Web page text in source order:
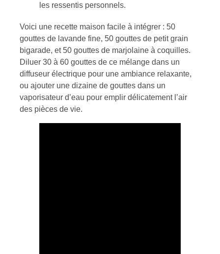
les ressentis personnels.
Voici une recette maison facile à intégrer : 50
gouttes de lavande fine, 50 gouttes de petit grain
bigarade, et 50 gouttes de marjolaine à coquilles.
Diluer 30 à 60 gouttes de ce mélange dans un
diffuseur électrique pour une ambiance relaxante,
ou ajouter une dizaine de gouttes dans un
vaporisateur d’eau pour emplir délicatement l’air
des pièces de vie.